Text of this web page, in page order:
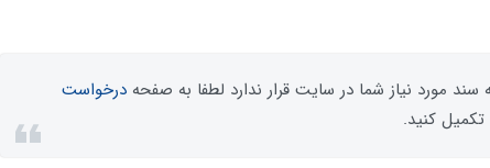
سند مورد نیاز شما در سایت قرار ندارد لطفا به صفحه درخواست
تکمیل کنید.